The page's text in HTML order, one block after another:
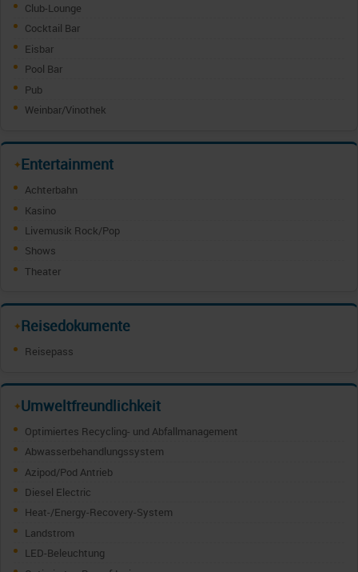
Club-Lounge
Cocktail Bar
Eisbar
Pool Bar
Pub
Weinbar/Vinothek
✦Entertainment
Achterbahn
Kasino
Livemusik Rock/Pop
Shows
Theater
✦Reisedokumente
Reisepass
✦Umweltfreundlichkeit
Optimiertes Recycling- und Abfallmanagement
Abwasserbehandlungssystem
Azipod/Pod Antrieb
Diesel Electric
Heat-/Energy-Recovery-System
Landstrom
LED-Beleuchtung